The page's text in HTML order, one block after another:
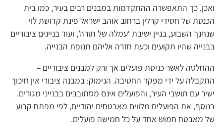
ואכן, כך התאפשרה ההתקדמות במבנים רבים בעיר, כמו בית
הכנסת של חסידי קרלין ברחוב אוהב ישראל פינת קדושת לוי
שנחנך השבוע, בניין ישיבת ‘עמלה של תורה’, ועוד בניינים ציבוריים
בבנייה שהיו תקועים וכעת חזרה אליהם תנופת הבנייה.
ההחלטה לאשר כניסת פועלים אך ורק למבנים ציבוריים –
התקבלה על ידי מפקד החטיבה. הנימוק: במבנה ציבורי אין חיכוך
ישיר עם תושבי העיר, והפועלים אינם מסתובבים בבנייני מגורים.
בנוסף, את הפועלים מלווים מאבטחים יהודיים, לפי מפתח קבוע
של מאבטח חמוש אחד על כל חמישה פועלים.